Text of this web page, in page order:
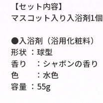
【セット内容】
マスコット入り入浴剤1個
●入浴剤（浴用化粧料）
形状 ：球型
香り ：シャボンの香り
色 ：水色
容量 ：55g